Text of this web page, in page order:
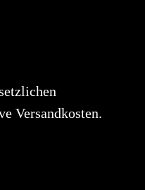
Versandkosten.
Website zu
Cookies. Dazu
Erfahren Sie